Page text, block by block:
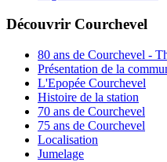
Découvrir Courchevel
80 ans de Courchevel -
Présentation de la
L'Epopée Courchevel
Histoire de la station
70 ans de Courchevel
75 ans de Courchevel
Localisation
Jumelage